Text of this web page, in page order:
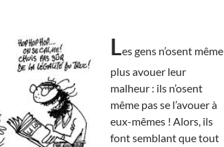
Les gens n’osent même
plus avouer leur
malheur : ils n’osent
même pas se l’avouer à
eux-mêmes ! Alors, ils
font semblant que tout